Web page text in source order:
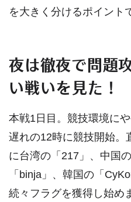
を大きく分けるポイント
夜は徹夜で問題
い戦いを見た！
本戦1日目。競技環境に
遅れの12時に競技開始。
に台湾の「217」、中国
「binja」、韓国の「
続々フラグを獲得し始め